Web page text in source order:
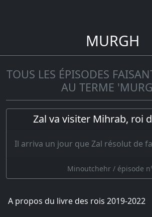
MURGH
TOUS LES ÉPISODES
AU TERME
Zal va visiter Mihrab, roi
Minoutchehr / épisode
A propos du livre des rois 2019-2022